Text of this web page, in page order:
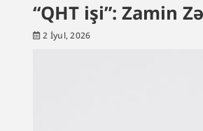
“QHT işi”: Zamin
2 İyul, 2026